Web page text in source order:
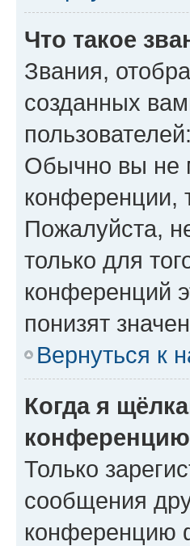
Что такое
Звания,
созданных
Обычно вы не
конференции,
Пожалуйста,
только для
конференций
понизят
Вернуться к
Когда я
Только
сообщения
конференцию